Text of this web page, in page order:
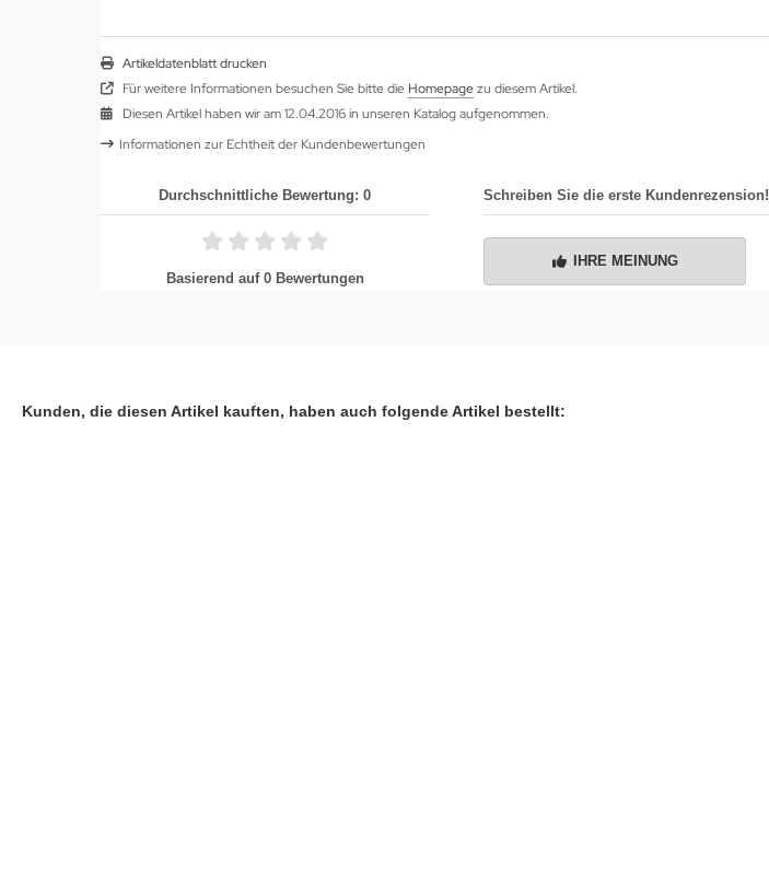
Artikeldatenblatt drucken
Für weitere Informationen besuchen Sie bitte die Homepagezu diesem Artikel.
Diesen Artikel haben wir am 12.04.2016 in unseren Katalog aufgenommen.
Informationen zur Echtheit der Kundenbewertungen
Durchschnittliche Bewertung: 0
Basierend auf 0 Bewertungen
Schreiben Sie die erste Kundenrezension!
IHRE MEINUNG
Kunden, die diesen Artikel kauften, haben auch folgende Artikel bestellt: